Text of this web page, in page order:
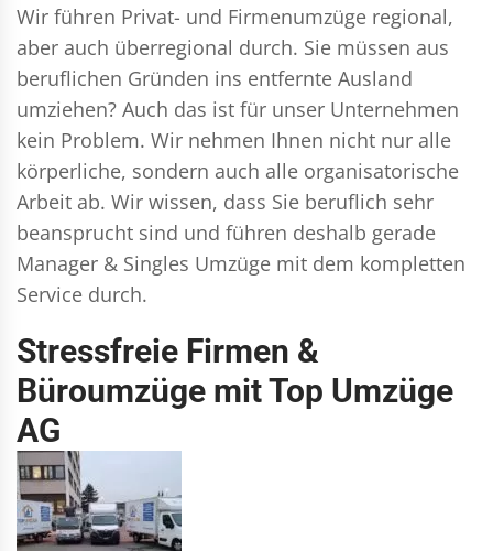
Wir führen Privat- und Firmenumzüge regional,
aber auch überregional durch. Sie müssen aus
beruflichen Gründen ins entfernte Ausland
umziehen? Auch das ist für unser Unternehmen
kein Problem. Wir nehmen Ihnen nicht nur alle
körperliche, sondern auch alle organisatorische
Arbeit ab. Wir wissen, dass Sie beruflich sehr
beansprucht sind und führen deshalb gerade
Manager & Singles Umzüge mit dem kompletten
Service durch.
Stressfreie Firmen &
Büroumzüge mit Top Umzüge
AG